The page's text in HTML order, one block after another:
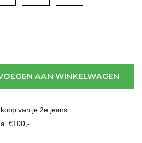
AAN WINKELWAGEN
van je 2e jeans
€100,-